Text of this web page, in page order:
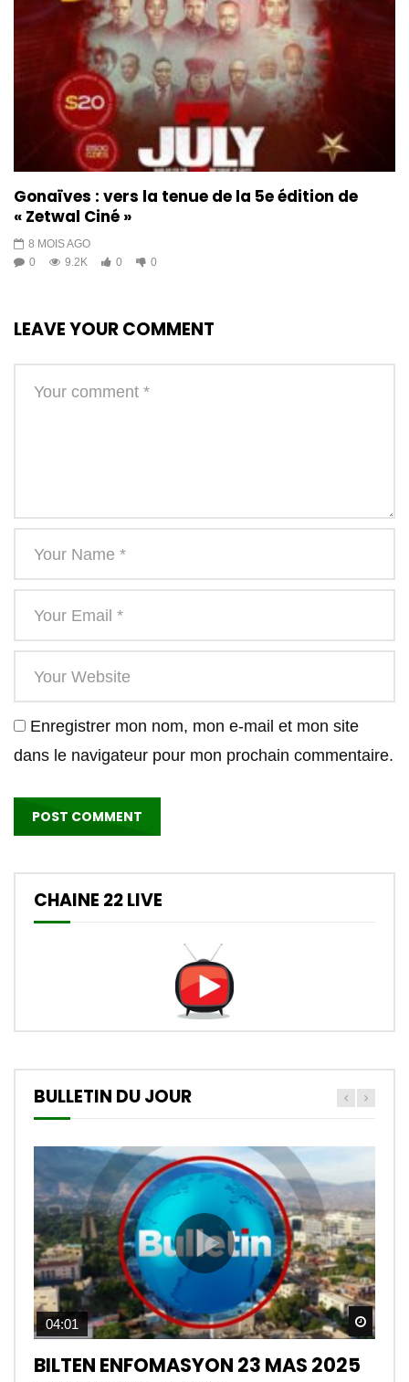
ayisyen ka viv totalman de
metye yo…
1K 3
Entèvyou avèk Dener CEIDE,
Roody DELPE, Mass KÒD epi Mèt
FAH sou 70 lane ritm ak eritaj
KONPA
Gonaïves : vers la tenue de la 5e édition de
« Zetwal Ciné »
8 MOIS AGO
0
9.2K 0 0
LEAVE YOUR COMMENT
Enregistrer mon nom, mon e-mail et mon site
dans le navigateur pour mon prochain commentaire.
CHAINE 22 LIVE
BULLETIN DU JOUR
04:01
BILTEN ENFOMASYON 23 MAS 2025